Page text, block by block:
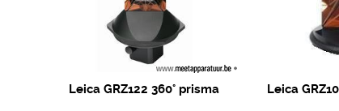
Leica GRZ122 360° prisma
Leica